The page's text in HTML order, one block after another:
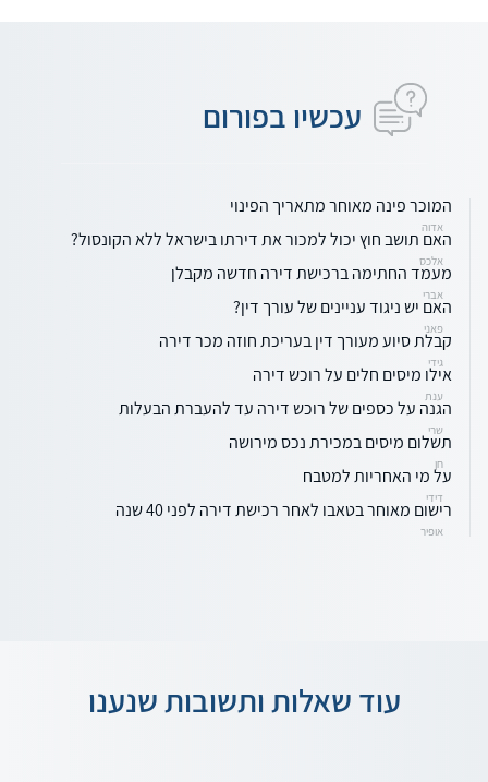
עכשיו בפורום
המוכר פינה מאוחר מתאריך הפינוי
אדוה
האם תושב חוץ יכול למכור את דירתו בישראל ללא הקונסול?
אלכס
מעמד החתימה ברכישת דירה חדשה מקבלן
אברי
האם יש ניגוד עניינים של עורך דין?
פאני
קבלת סיוע מעורך דין בעריכת חוזה מכר דירה
גידי
אילו מיסים חלים על רוכש דירה
ענת
הגנה על כספים של רוכש דירה עד להעברת הבעלות
שרי
תשלום מיסים במכירת נכס מירושה
חן
על מי האחריות למטבח
דידי
רישום מאוחר בטאבו לאחר רכישת דירה לפני 40 שנה
אופיר
עוד שאלות ותשובות שנענו